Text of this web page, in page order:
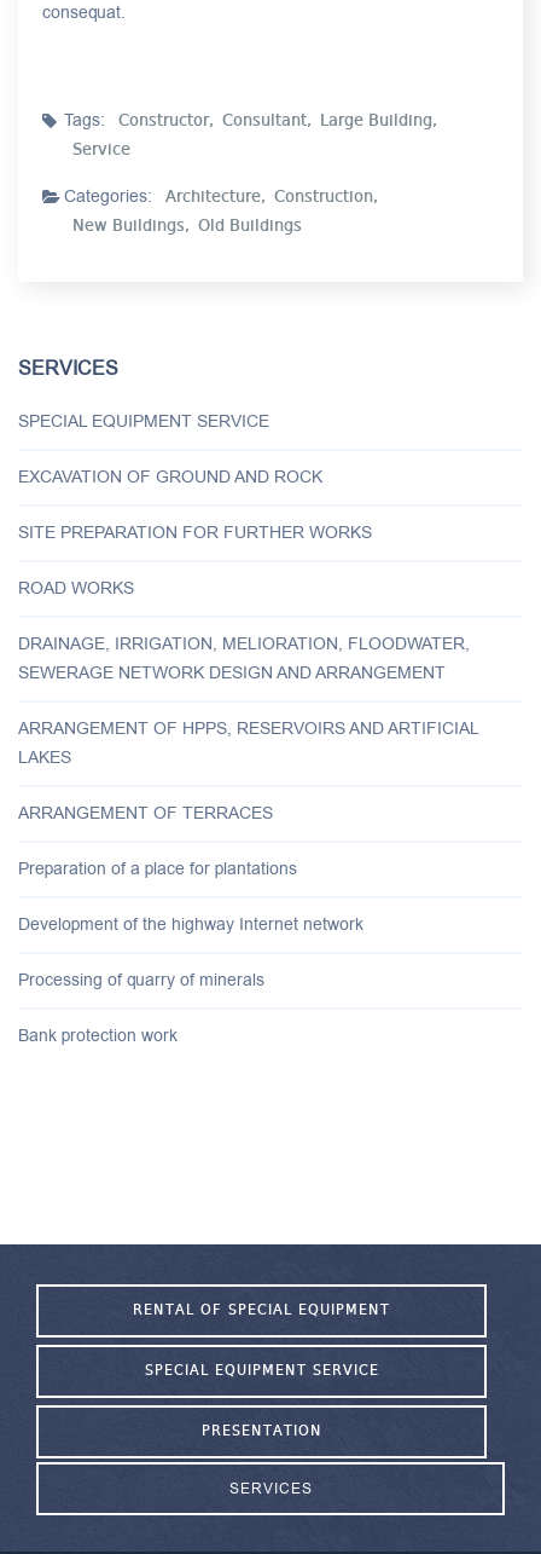
consequat.
Tags: Constructor, Consultant,
Large Building,
Service
Categories: Architecture, Construction,
New Buildings, Old Buildings
SERVICES
SPECIAL EQUIPMENT SERVICE
EXCAVATION OF GROUND AND ROCK
SITE PREPARATION FOR FURTHER WORKS
ROAD WORKS
DRAINAGE, IRRIGATION, MELIORATION, FLOODWATER,
SEWERAGE NETWORK DESIGN AND ARRANGEMENT
ARRANGEMENT OF HPPS, RESERVOIRS AND ARTIFICIAL
LAKES
ARRANGEMENT OF TERRACES
Preparation of a place for plantations
Development of the highway Internet network
Processing of quarry of minerals
Bank protection work
RENTAL OF SPECIAL EQUIPMENT
SPECIAL EQUIPMENT SERVICE
PRESENTATION
SERVICES